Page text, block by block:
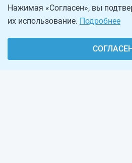
Нажимая «Согласен», вы
их использование. Подробнее